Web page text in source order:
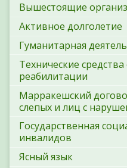
Вышестоящие
Активное долголетие
Гуманитарная
Технические
реабилитации
Марракешский
слепых и лиц с
Государственная
инвалидов
Ясный язык